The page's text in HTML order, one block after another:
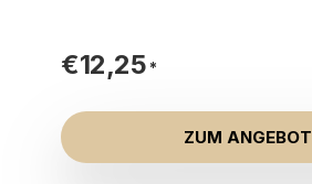
€12,25
ZUM ANGEBOT